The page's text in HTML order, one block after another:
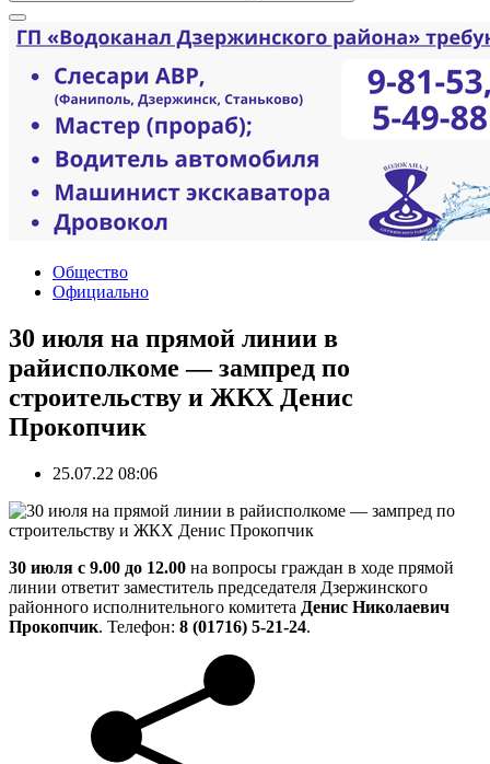
Общество
Официально
30 июля на прямой линии в
райисполкоме — зампред по
строительству и ЖКХ Денис
Прокопчик
25.07.22 08:06
30 июля с 9.00 до 12.00 на вопросы граждан в ходе прямой
линии ответит заместитель председателя Дзержинского
районного исполнительного комитета Денис Николаевич
Прокопчик. Телефон: 8 (01716) 5-21-24.